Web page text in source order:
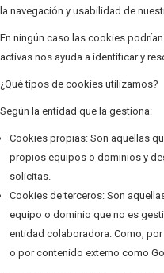
la navegación y usabilidad de
En ningún caso las cookies
activas nos ayuda a identificar y
¿Qué tipos de cookies utilizamos?
Según la entidad que la gestiona:
Cookies propias: Son aquellas
propios equipos o dominios y
solicitas.
Cookies de terceros: Son
equipo o dominio que no es
entidad colaboradora. Como,
o por contenido externo como